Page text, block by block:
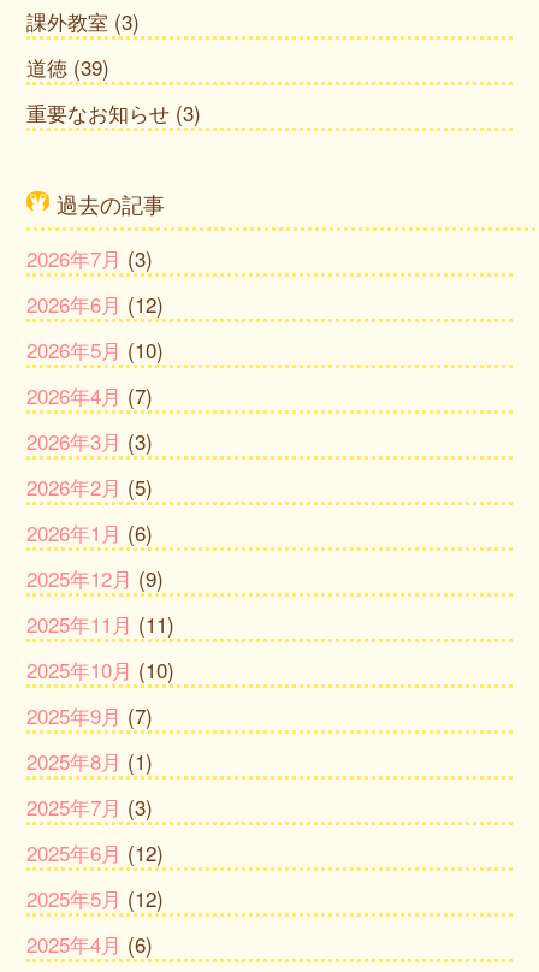
課外教室 (3)
道徳 (39)
重要なお知らせ (3)
過去の記事
2026年7月 (3)
2026年6月 (12)
2026年5月 (10)
2026年4月 (7)
2026年3月 (3)
2026年2月 (5)
2026年1月 (6)
2025年12月 (9)
2025年11月 (11)
2025年10月 (10)
2025年9月 (7)
2025年8月 (1)
2025年7月 (3)
2025年6月 (12)
2025年5月 (12)
2025年4月 (6)